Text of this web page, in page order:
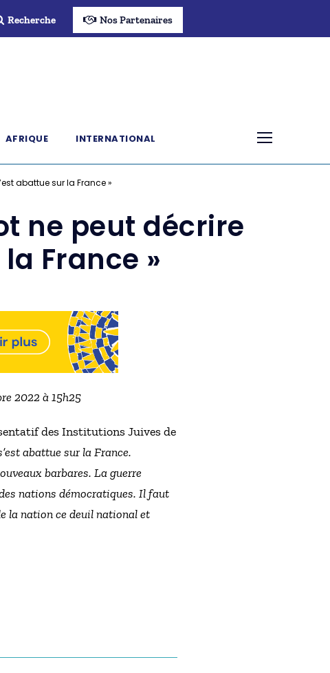
Recherche Nos Partenaires
AFRIQUE INTERNATIONAL
abattue sur la France »
ne peut décrire
France »
2022 à 15h25
des Institutions Juives de
abattue sur la France.
barbares. La guerre
nations démocratiques. Il faut
la nation ce deuil national et